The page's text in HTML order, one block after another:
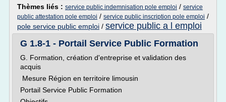
Thèmes liés : service public indemnisation pole emploi / service
public attestation pole emploi / service public inscription pole emploi /
pole service public emploi / service public a l emploi
G 1.8-1 - Portail Service Public Formation
G. Formation, création d'entreprise et validation des
acquis
Mesure Région en territoire limousin
Portail Service Public Formation